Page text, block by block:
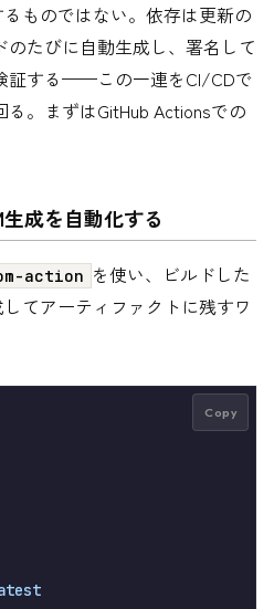
ものではない。依存は更新の
たびに自動生成し、署名して
証する——この一連をCI/CDで
。まずはGitHub Actionsでの
成を自動化する
action を使い、ビルドした
てアーティファクトに残すワ
Copy